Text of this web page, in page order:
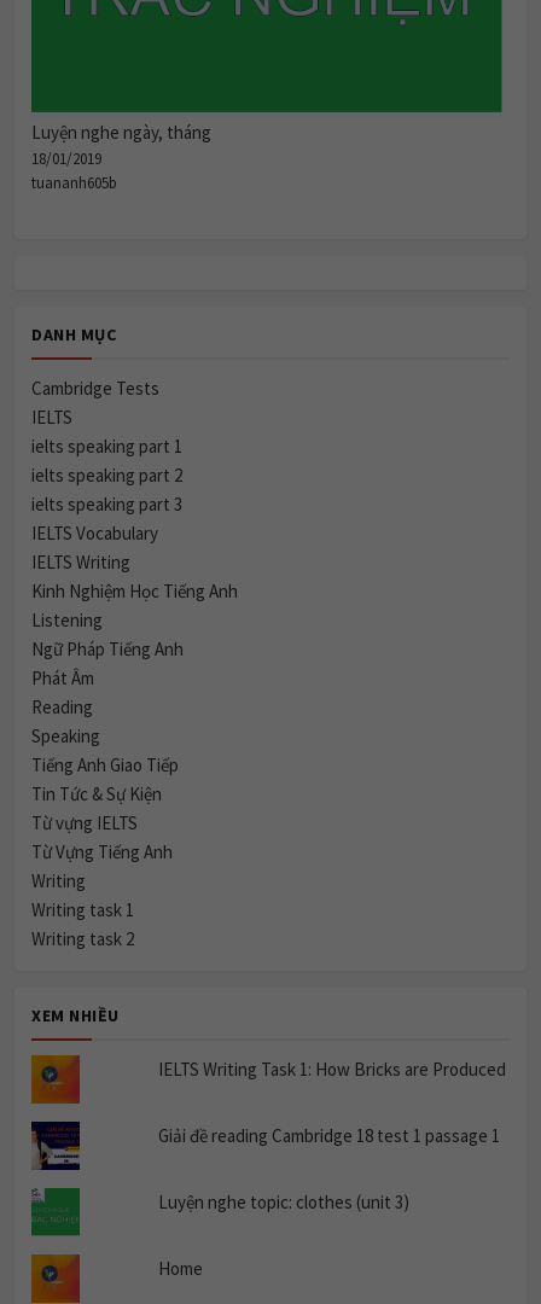
Luyện nghe ngày, tháng
18/01/2019
tuananh605b
DANH MỤC
Cambridge Tests
IELTS
ielts speaking part 1
ielts speaking part 2
ielts speaking part 3
IELTS Vocabulary
IELTS Writing
Kinh Nghiệm Học Tiếng Anh
Listening
Ngữ Pháp Tiếng Anh
Phát Âm
Reading
Speaking
Tiếng Anh Giao Tiếp
Tin Tức & Sự Kiện
Từ vựng IELTS
Từ Vựng Tiếng Anh
Writing
Writing task 1
Writing task 2
XEM NHIỀU
IELTS Writing Task 1: How Bricks are Produced
Giải đề reading Cambridge 18 test 1 passage 1
Luyện nghe topic: clothes (unit 3)
Home